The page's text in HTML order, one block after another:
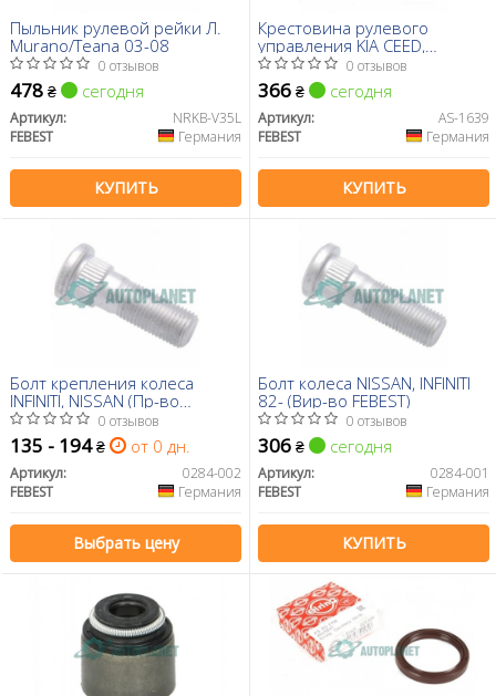
Пыльник рулевой рейки Л.
Murano/Teana 03-08
0 отзывов
478 ₴ сегодня
Артикул:
NRKB-V35L
FEBEST
Германия
КУПИТЬ
Крестовина рулевого
управления KIA CEED,
CORENTO, HYUNDAY I30.
ACCENT 94-(Пр-во FEBEST)
0 отзывов
366 ₴ сегодня
Артикул:
AS-1639
FEBEST
Германия
КУПИТЬ
Болт крепления колеса
INFINITI, NISSAN (Пр-во
FEBEST)
0 отзывов
135 - 194₴ от 0 дн.
Артикул:
0284-002
FEBEST
Германия
Выбрать цену
Болт колеса NISSAN, INFINITI
82- (Вир-во FEBEST)
0 отзывов
306 ₴ сегодня
Артикул:
0284-001
FEBEST
Германия
КУПИТЬ